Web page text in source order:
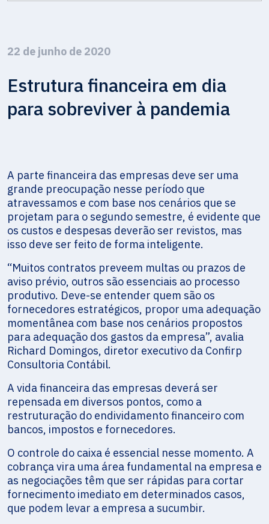
22 de junho de 2020
Estrutura financeira em dia
para sobreviver à pandemia
A parte financeira das empresas deve ser uma
grande preocupação nesse período que
atravessamos e com base nos cenários que se
projetam para o segundo semestre, é evidente que
os custos e despesas deverão ser revistos, mas
isso deve ser feito de forma inteligente.
“Muitos contratos preveem multas ou prazos de
aviso prévio, outros são essenciais ao processo
produtivo. Deve-se entender quem são os
fornecedores estratégicos, propor uma adequação
momentânea com base nos cenários propostos
para adequação dos gastos da empresa”, avalia
Richard Domingos, diretor executivo da Confirp
Consultoria Contábil.
A vida financeira das empresas deverá ser
repensada em diversos pontos, como a
restruturação do endividamento financeiro com
bancos, impostos e fornecedores.
O controle do caixa é essencial nesse momento. A
cobrança vira uma área fundamental na empresa e
as negociações têm que ser rápidas para cortar
fornecimento imediato em determinados casos,
que podem levar a empresa a sucumbir.